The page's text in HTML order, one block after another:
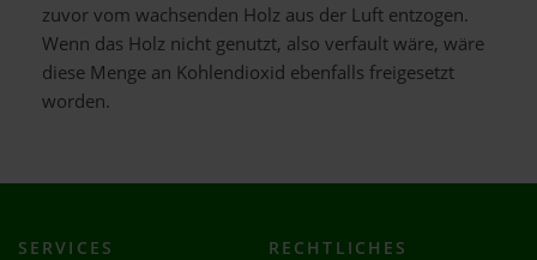
zuvor vom wachsenden Holz aus der Luft entzogen.
Wenn das Holz nicht genutzt, also verfault wäre, wäre
diese Menge an Kohlendioxid ebenfalls freigesetzt
worden.
SERVICES RECHTLICHES